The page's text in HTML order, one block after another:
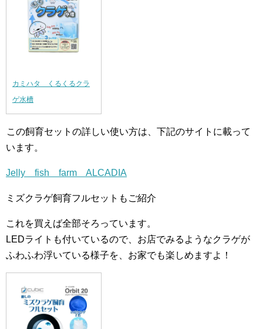
カミハタ くるくるクラ
ゲ水槽
この飼育セットの詳しい使い方は、下記のサイトに載って
います。
Jelly fish farm ALCADIA
ミズクラゲ飼育フルセットもご紹介
これを買えば全部そろっています。
LEDライトも付いているので、お店でみるようなクラゲが
ふわふわ浮いている様子を、お家でも楽しめますよ！